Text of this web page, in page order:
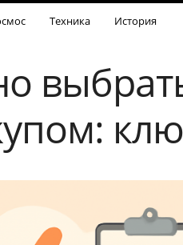
Техника История